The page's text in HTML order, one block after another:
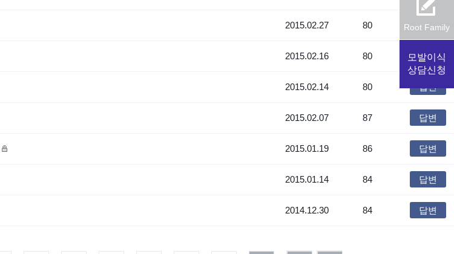
2015.02.27 80 답변
2015.02.16 80 답변
2015.02.14 80 답변
2015.02.07 87 답변
2015.01.19 86 답변
2015.01.14 84 답변
2014.12.30 84 답변
Root Family
모발이식
상담신청